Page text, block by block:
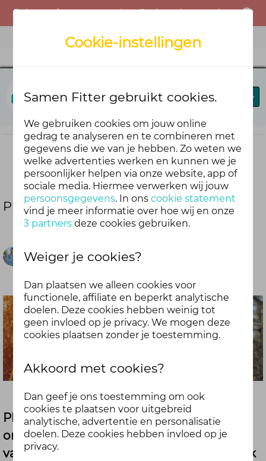
Goed voor elkaar
Deel deze blog
Plandelen: wandelen met een missie
Cindy
Plandelen, wat? Misschien klinkt het je
onbekend in de oren, misschien heb je er
vaag weleens van gehoord. Het is eigenlijk
Cookie-instellingen
Samen Fitter gebruikt cookies.
We gebruiken cookies om jouw online
gedrag te analyseren en te combineren met
gegevens die we van je hebben. Zo weten we
welke advertenties werken en kunnen we je
persoonlijker helpen via onze website, app of
sociale media. Hiermee verwerken wij jouw
persoonsgegevens. In onscookie statement
vind je meer informatie over hoe wij en onze
3 partners deze cookies gebruiken.
Weiger je cookies?
Dan plaatsen we alleen cookies voor
functionele, affiliate en beperkt analytische
doelen. Deze cookies hebben weinig tot
geen invloed op je privacy. We mogen deze
cookies plaatsen zonder je toestemming.
Akkoord met cookies?
Dan geef je ons toestemming om ook
cookies te plaatsen voor uitgebreid
analytische, advertentie en personalisatie
doelen. Deze cookies hebben invloed op je
privacy.
Er is een fout opgetreden. Probeer het opnieuw of neem contact op met de beheerder.